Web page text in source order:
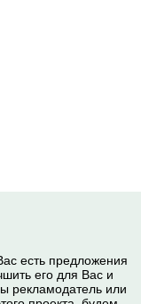
есть предложения
его для Вас и
рекламодатель или